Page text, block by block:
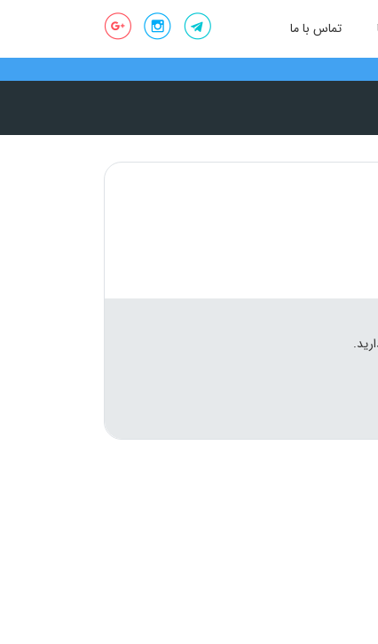
تماس با ما